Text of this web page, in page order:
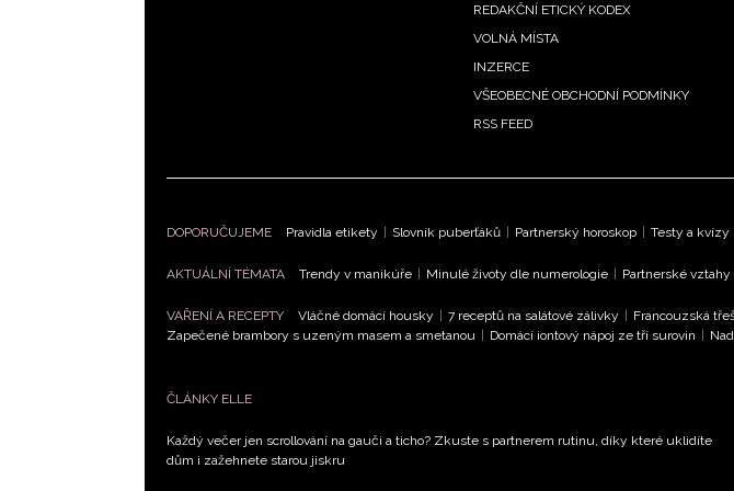
REDAKČNÍ ETICKÝ KODEX
VOLNÁ MÍSTA
INZERCE
VŠEOBECNÉ OBCHODNÍ PODMÍNKY
RSS FEED
DOPORUČUJEME Pravidla etikety | Slovník puberťáků | Partnerský horoskop | Testy a kvízy
AKTUÁLNÍ TÉMATA Trendy v manikúře | Minulé životy dle numerologie | Partnerské
VAŘENÍ A RECEPTY Vláčné domácí housky | 7 receptů na salátové zálivky | Francouzská
Zapečené brambory s uzeným masem a smetanou | Domácí iontový nápoj ze tří surovin |
ČLÁNKY ELLE
Každý večer jen scrollování na gauči a ticho? Zkuste s partnerem rutinu, díky které uklidíte
dům i zažehnete starou jiskru